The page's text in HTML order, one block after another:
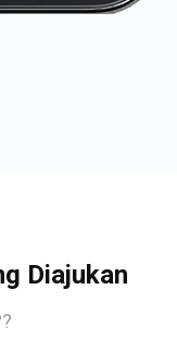
Diajukan